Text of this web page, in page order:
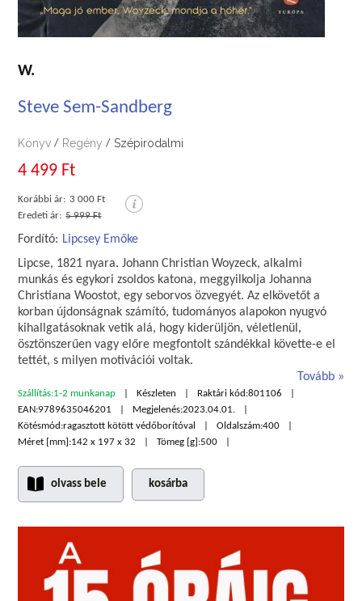
W.
Steve Sem-Sandberg
Könyv / Regény / Szépirodalmi
4 499 Ft
Korábbi ár: 3 000 Ft
Eredeti ár: 5 999 Ft
Fordító: Lipcsey Emőke
Lipcse, 1821 nyara. Johann Christian Woyzeck, alkalmi
munkás és egykori zsoldos katona, meggyilkolja Johanna
Christiana Woostot, egy seborvos özvegyét. Az elkövetőt a
korban újdonságnak számító, tudományos alapokon nyugvó
kihallgatásoknak vetik alá, hogy kiderüljön, véletlenül,
ösztönszerűen vagy előre megfontolt szándékkal követte-e el
tettét, s milyen motivációi voltak.
Tovább
Szállítás:1-2 munkanap Készleten Raktári kód:801106
EAN:9789635046201 Megjelenés:2023.04.01.
Kötésmód:ragasztott kötött védőborítóval Oldalszám:400
Méret [mm]:142 x 197 x 32 Tömeg [g]:500
olvass bele kosárba